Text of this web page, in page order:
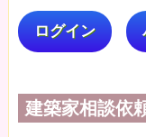
ログイン
建築家相談依
38 39 40
…